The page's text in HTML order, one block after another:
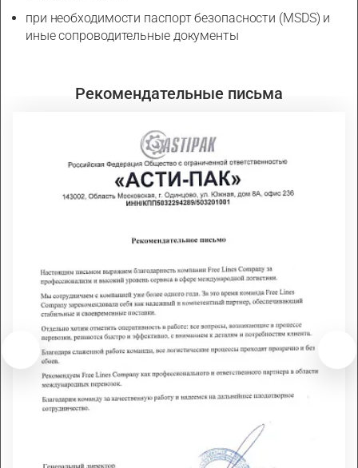
при необходимости паспорт безопасности (MSDS) и
иные сопроводительные документы
Рекомендательные письма